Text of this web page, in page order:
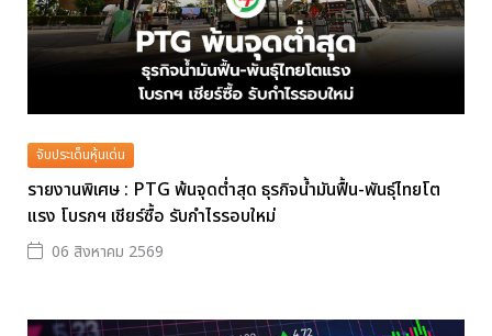
จับประเด็นหุ้นเด่น
รายงานพิเศษ : PTG พ้นจุดต่ำสุด ธุรกิจน้ำมันฟื้น-พันธุ์ไทยโต
แรง โบรกฯ เชียร์ซื้อ รับกำไรรอบใหม่
06 สิงหาคม 2569